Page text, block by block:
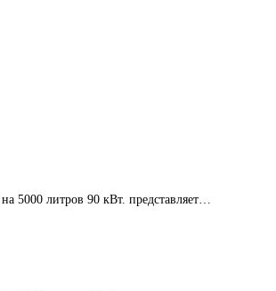
5000 литров 90 кВт. представляет…